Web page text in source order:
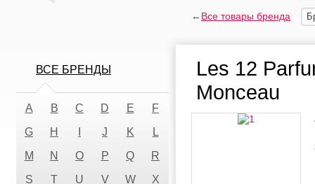
←Все товары бренда
Les 12
Monceau
ВСЕ БРЕНДЫ
A B C D E
F
G
H J K
L
M
N O P Q
R
S
T U V W
X